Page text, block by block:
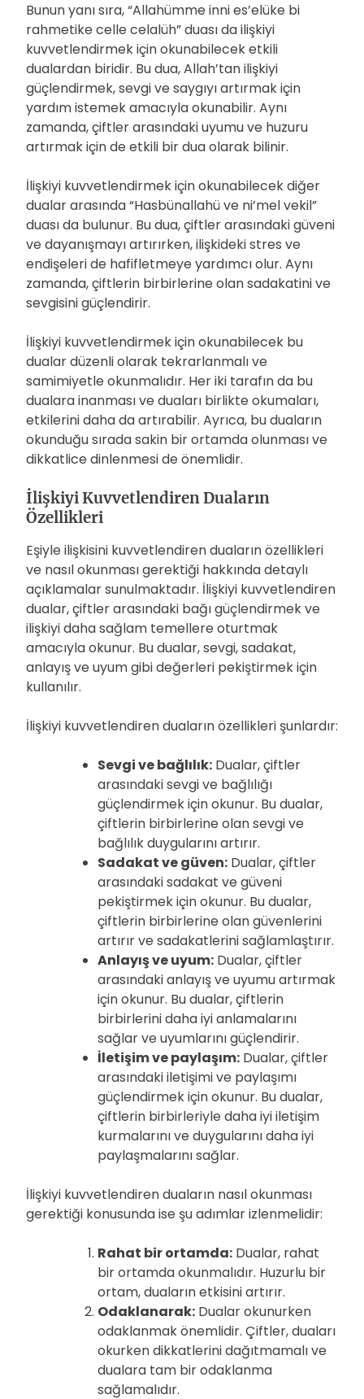
Bunun yanı sıra, “Allahümme inni es’elüke bi
rahmetike celle celalüh” duası da ilişkiyi
kuvvetlendirmek için okunabilecek etkili
dualardan biridir. Bu dua, Allah’tan ilişkiyi
güçlendirmek, sevgi ve saygıyı artırmak için
yardım istemek amacıyla okunabilir. Aynı
zamanda, çiftler arasındaki uyumu ve huzuru
artırmak için de etkili bir dua olarak bilinir.
İlişkiyi kuvvetlendirmek için okunabilecek diğer
dualar arasında “Hasbünallahü ve ni’mel vekil”
duası da bulunur. Bu dua, çiftler arasındaki güveni
ve dayanışmayı artırırken, ilişkideki stres ve
endişeleri de hafifletmeye yardımcı olur. Aynı
zamanda, çiftlerin birbirlerine olan sadakatini ve
sevgisini güçlendirir.
İlişkiyi kuvvetlendirmek için okunabilecek bu
dualar düzenli olarak tekrarlanmalı ve
samimiyetle okunmalıdır. Her iki tarafın da bu
dualara inanması ve duaları birlikte okumaları,
etkilerini daha da artırabilir. Ayrıca, bu duaların
okunduğu sırada sakin bir ortamda olunması ve
dikkatlice dinlenmesi de önemlidir.
İlişkiyi Kuvvetlendiren Duaların
Özellikleri
Eşiyle ilişkisini kuvvetlendiren duaların özellikleri
ve nasıl okunması gerektiği hakkında detaylı
açıklamalar sunulmaktadır. İlişkiyi kuvvetlendiren
dualar, çiftler arasındaki bağı güçlendirmek ve
ilişkiyi daha sağlam temellere oturtmak
amacıyla okunur. Bu dualar, sevgi, sadakat,
anlayış ve uyum gibi değerleri pekiştirmek için
kullanılır.
İlişkiyi kuvvetlendiren duaların özellikleri şunlardır:
Sevgi ve bağlılık: Dualar, çiftler
arasındaki sevgi ve bağlılığı
güçlendirmek için okunur. Bu dualar,
çiftlerin birbirlerine olan sevgi ve
bağlılık duygularını artırır.
Sadakat ve güven: Dualar, çiftler
arasındaki sadakat ve güveni
pekiştirmek için okunur. Bu dualar,
çiftlerin birbirlerine olan güvenlerini
artırır ve sadakatlerini sağlamlaştırır.
Anlayış ve uyum: Dualar, çiftler
arasındaki anlayış ve uyumu artırmak
için okunur. Bu dualar, çiftlerin
birbirlerini daha iyi anlamalarını
sağlar ve uyumlarını güçlendirir.
İletişim ve paylaşım: Dualar, çiftler
arasındaki iletişimi ve paylaşımı
güçlendirmek için okunur. Bu dualar,
çiftlerin birbirleriyle daha iyi iletişim
kurmalarını ve duygularını daha iyi
paylaşmalarını sağlar.
İlişkiyi kuvvetlendiren duaların nasıl okunması
gerektiği konusunda ise şu adımlar izlenmelidir:
Rahat bir ortamda: Dualar, rahat
bir ortamda okunmalıdır. Huzurlu bir
ortam, duaların etkisini artırır.
Odaklanarak: Dualar okunurken
odaklanmak önemlidir. Çiftler, duaları
okurken dikkatlerini dağıtmamalı ve
dualara tam bir odaklanma
sağlamalıdır.